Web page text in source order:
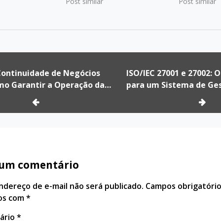
da
gerar prejuízos financeiros e até
entram as normas ISO/IEC
processo
de Negócios
Garantir a Operação da
Mesmo em Crises
ISO/IEC 27001 e 27002:
para um Sistema de
Segurança da
comentário
de e-mail não será publicado. Campos
com*
*